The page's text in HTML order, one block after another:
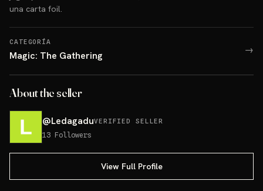
una carta foil.
CATEGORÍA
Magic: The Gathering →
About the seller
@LedagaduVERIFIED SELLER
13 Followers
View Full Profile